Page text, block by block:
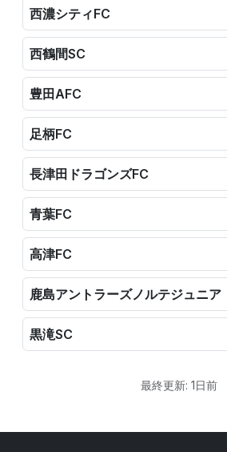
西濃シティFC
西鶴間SC
豊田AFC
足柄FC
長津田ドラゴンズFC
青葉FC
高津FC
鹿島アントラーズノルテジュニア
黒滝SC
最終更新: 1日前